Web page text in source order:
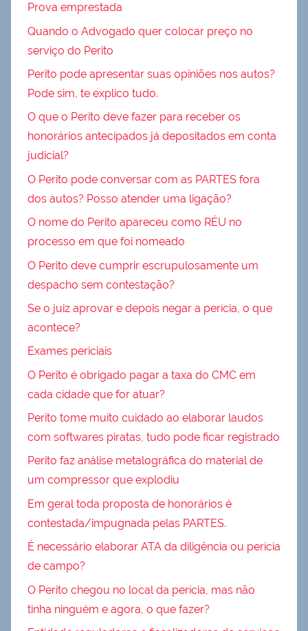
Prova emprestada
Quando o Advogado quer colocar preço no
serviço do Perito
Perito pode apresentar suas opiniões nos autos?
Pode sim, te explico tudo.
O que o Perito deve fazer para receber os
honorários antecipados já depositados em conta
judicial?
O Perito pode conversar com as PARTES fora
dos autos? Posso atender uma ligação?
O nome do Perito apareceu como RÉU no
processo em que foi nomeado
O Perito deve cumprir escrupulosamente um
despacho sem contestação?
Se o juiz aprovar e depois negar a perícia, o que
acontece?
Exames periciais
O Perito é obrigado pagar a taxa do CMC em
cada cidade que for atuar?
Perito tome muito cuidado ao elaborar laudos
com softwares piratas, tudo pode ficar registrado
Perito faz análise metalográfica do material de
um compressor que explodiu
Em geral toda proposta de honorários é
contestada/impugnada pelas PARTES.
É necessário elaborar ATA da diligência ou perícia
de campo?
O Perito chegou no local da perícia, mas não
tinha ninguém e agora, o que fazer?